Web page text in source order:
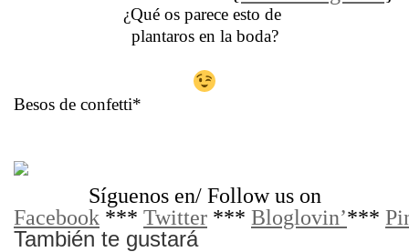
¿Qué os parece esto de
plantaros en la boda?
Besos de confetti*
Síguenos en/ Follow us on
Facebook *** Twitter *** Bloglovin’***
También te gustará